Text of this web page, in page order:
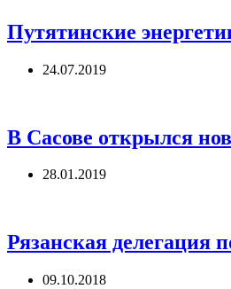
Путятинские
24.07.2019
В Сасове открылся
28.01.2019
Рязанская делегация
09.10.2018